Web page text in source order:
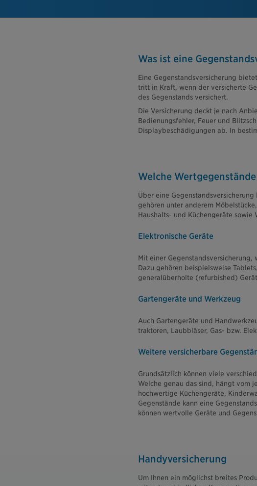
Was ist eine
Eine Gegenstandsversicherung
tritt in Kraft, wenn der versicherte
des Gegenstands versichert.
Die Versicherung deckt je nach
Bedienungsfehler, Feuer und
Displaybeschädigungen ab. In
Welche
Über eine
gehören unter anderem
Haushalts- und Küchengeräte sowie
Elektronische Geräte
Mit einer
Dazu gehören beispielsweise
generalüberholte (refurbished)
Gartengeräte und Werkzeug
Auch Gartengeräte und
traktoren, Laubbläser, Gas- bzw.
Weitere versicherbare
Grundsätzlich können viele
Welche genau das sind, hängt vom
hochwertige Küchengeräte,
Gegenstände kann eine
können wertvolle Geräte und
Handyversicherung
Um Ihnen ein möglichst breites